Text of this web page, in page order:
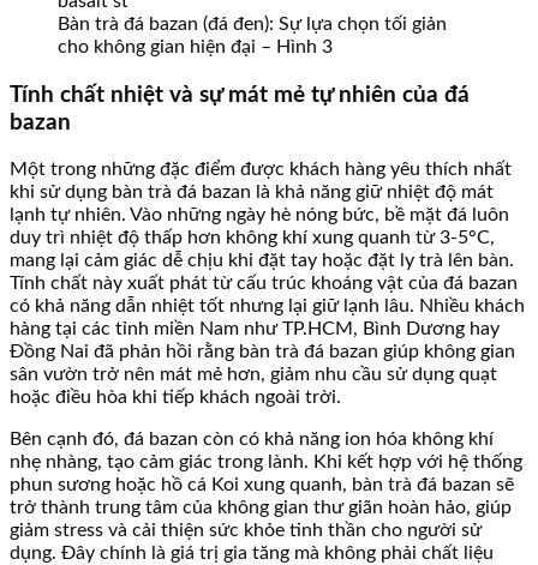
Bàn trà đá bazan (đá đen): Sự lựa chọn tối giản
cho không gian hiện đại – Hình 3
Tính chất nhiệt và sự mát mẻ tự nhiên của đá
bazan
Một trong những đặc điểm được khách hàng yêu thích nhất
khi sử dụng bàn trà đá bazan là khả năng giữ nhiệt độ mát
lạnh tự nhiên. Vào những ngày hè nóng bức, bề mặt đá luôn
duy trì nhiệt độ thấp hơn không khí xung quanh từ 3-5°C,
mang lại cảm giác dễ chịu khi đặt tay hoặc đặt ly trà lên bàn.
Tính chất này xuất phát từ cấu trúc khoáng vật của đá bazan
có khả năng dẫn nhiệt tốt nhưng lại giữ lạnh lâu. Nhiều khách
hàng tại các tỉnh miền Nam như TP.HCM, Bình Dương hay
Đồng Nai đã phản hồi rằng bàn trà đá bazan giúp không gian
sân vườn trở nên mát mẻ hơn, giảm nhu cầu sử dụng quạt
hoặc điều hòa khi tiếp khách ngoài trời.
Bên cạnh đó, đá bazan còn có khả năng ion hóa không khí
nhẹ nhàng, tạo cảm giác trong lành. Khi kết hợp với hệ thống
phun sương hoặc hồ cá Koi xung quanh, bàn trà đá bazan sẽ
trở thành trung tâm của không gian thư giãn hoàn hảo, giúp
giảm stress và cải thiện sức khỏe tinh thần cho người sử
dụng. Đây chính là giá trị gia tăng mà không phải chất liệu